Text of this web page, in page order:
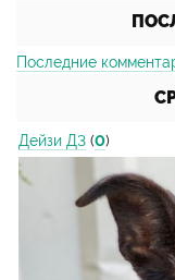
Последние
Дейзи Д3 (0)